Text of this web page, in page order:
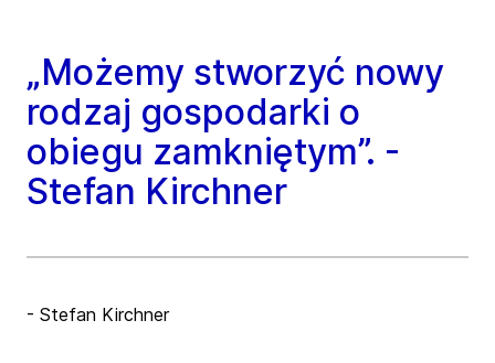
„Możemy stworzyć nowy
rodzaj gospodarki o
obiegu zamkniętym”. -
Stefan Kirchner
- Stefan Kirchner